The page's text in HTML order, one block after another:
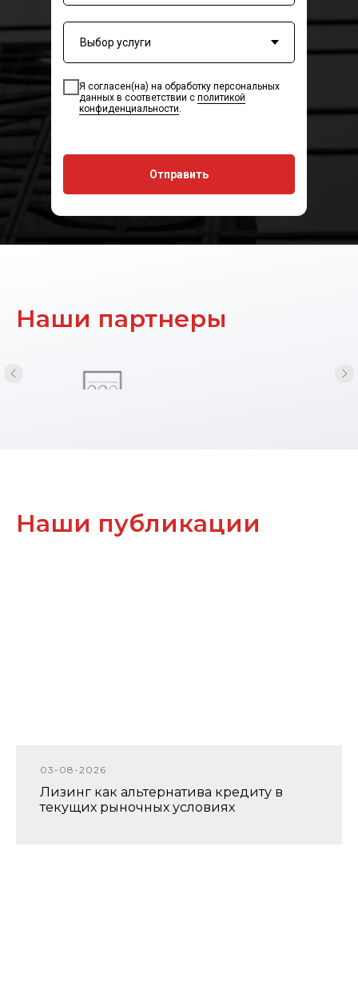
Я согласен(на) на обработку персональных
данных в соответствии с политикой
конфиденциальности.
Отправить
Наши партнеры
Наши публикации
03-08-2026
Лизинг как альтернатива кредиту в
текущих рыночных условиях